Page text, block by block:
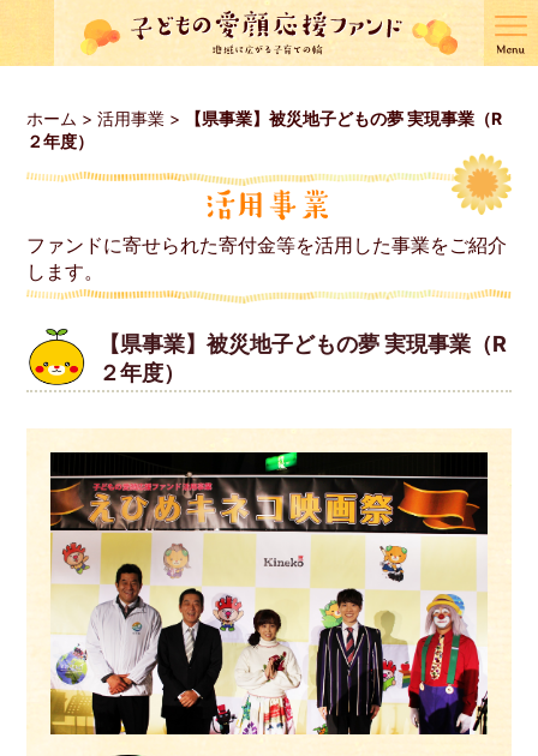
ホーム >活用事業 >
【県事業】被災地子どもの夢 実現事業（R
２年度）
ファンドに寄せられた寄付金等を活用した事業をご紹介
します。
【県事業】被災地子どもの夢 実現事業（R
２年度）